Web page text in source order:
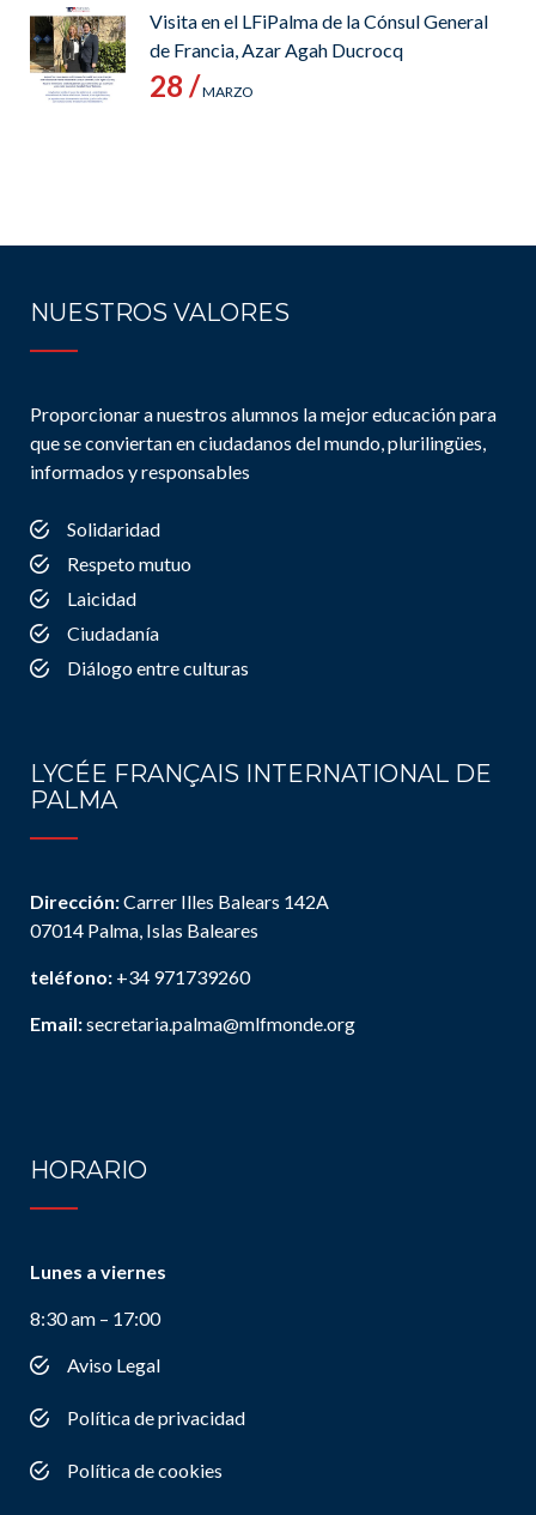
Visita en el LFiPalma de la Cónsul General
de Francia, Azar Agah Ducrocq
28 /MARZO
NUESTROS VALORES
Proporcionar a nuestros alumnos la mejor educación para
que se conviertan en ciudadanos del mundo, plurilingües,
informados y responsables
Solidaridad
Respeto mutuo
Laicidad
Ciudadanía
Diálogo entre culturas
LYCÉE FRANÇAIS INTERNATIONAL DE
PALMA
Dirección:Carrer Illes Balears 142A
07014 Palma, Islas Baleares
teléfono: +34 971739260
Email:secretaria.palma@mlfmonde.org
HORARIO
Lunes a viernes
8:30 am – 17:00
Aviso Legal
Política de privacidad
Política de cookies